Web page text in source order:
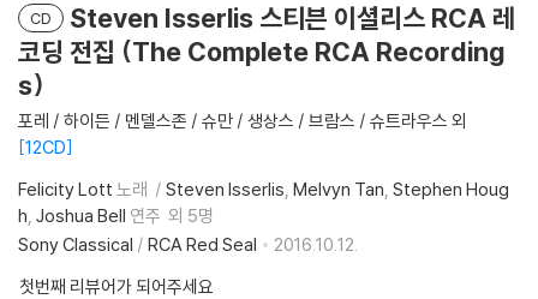
CD
Steven Isserlis 스티븐 이셜리스 RCA 레
코딩 전집 (The Complete RCA Recording
s)
포레 / 하이든 / 멘델스존 / 슈만 / 생상스 / 브람스 / 슈트라우스 외
12CD
Felicity Lott 노래 Steven Isserlis Melvyn Tan Stephen Houg
h Joshua Bell 연주 외 5명
Sony Classical / RCA Red Seal
2016.10.12.
첫번째 리뷰어가 되어주세요